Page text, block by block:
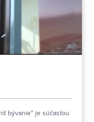
bývanie" je súčasťou